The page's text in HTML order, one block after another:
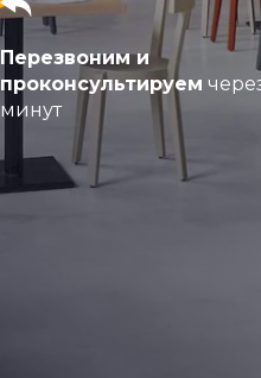
Перезвоним и
проконсультируем
минут